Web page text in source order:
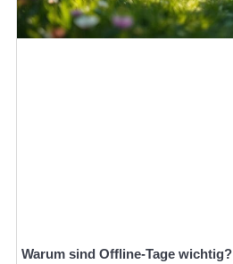
Warum sind Offline-Tage wichtig?